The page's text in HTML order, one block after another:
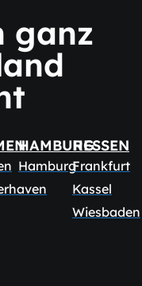
ganz
HAMBURG
Hamburg
HESSEN
Frankfurt
Kassel
Wiesbaden